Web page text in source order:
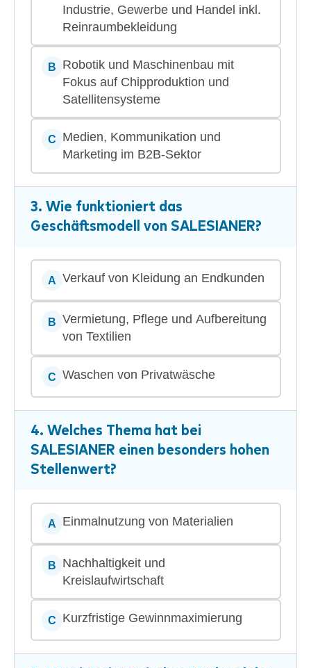
Industrie, Gewerbe und Handel inkl.
Reinraumbekleidung
B
Robotik und Maschinenbau mit
Fokus auf Chipproduktion und
Satellitensysteme
C
Medien, Kommunikation und
Marketing im B2B-Sektor
3. Wie funktioniert das
Geschäftsmodell von SALESIANER?
A Verkauf von Kleidung an Endkunden
B Vermietung, Pflege und Aufbereitung
von Textilien
C Waschen von Privatwäsche
4. Welches Thema hat bei
SALESIANER einen besonders hohen
Stellenwert?
A Einmalnutzung von Materialien
B
Nachhaltigkeit und
Kreislaufwirtschaft
C Kurzfristige Gewinnmaximierung